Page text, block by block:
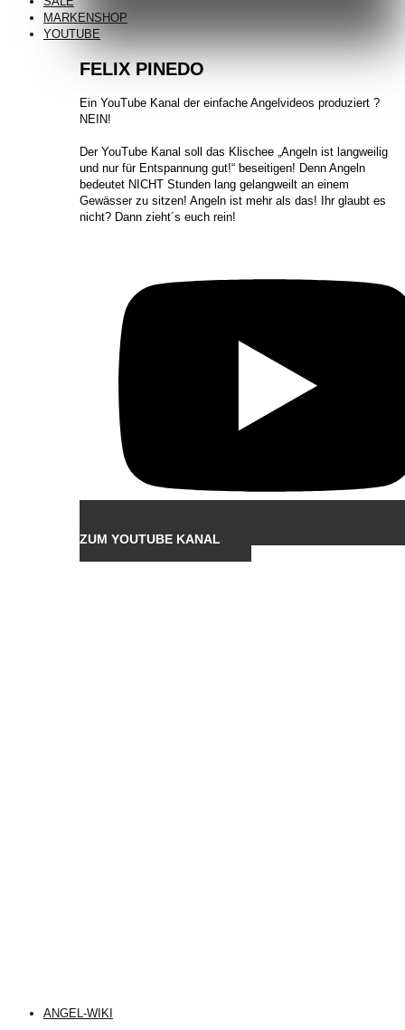
MARKENSHOP
YOUTUBE
FELIX PINEDO
​Ein YouTube Kanal der einfache Angelvideos produziert ?
NEIN!
Der YouTube Kanal soll das Klischee „Angeln ist langweilig
und nur für Entspannung gut!“ beseitigen! Denn Angeln
bedeutet NICHT Stunden lang gelangweilt an einem
Gewässer zu sitzen! Angeln ist mehr als das! Ihr glaubt es
nicht? Dann zieht´s euch rein!
ZUM YOUTUBE KANAL
ANGEL-WIKI